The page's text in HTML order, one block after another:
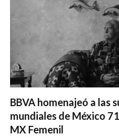
BBVA homenajeó a las
mundiales de México
MX Femenil